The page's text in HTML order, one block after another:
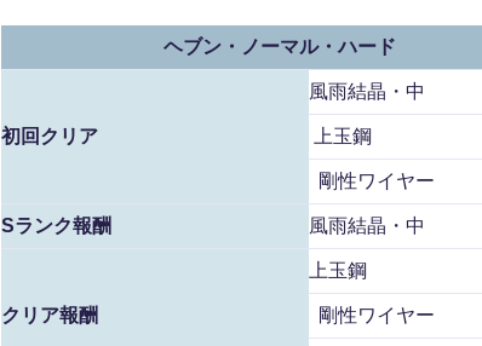
ヘブン・ノーマル・ハード
初回クリア
風雨結晶・中
上玉鋼
剛性ワイヤー
Sランク報酬 風雨結晶・中
クリア報酬
上玉鋼
剛性ワイヤー